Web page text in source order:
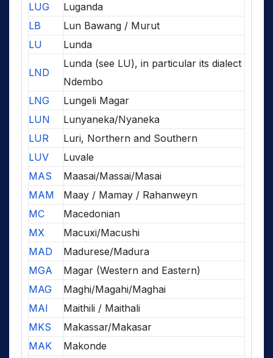
LUG
Luganda
LB
Lun Bawang / Murut
LU
Lunda
LND
Lunda (see LU), in particular its dialect
Ndembo
LNG
Lungeli Magar
LUN
Lunyaneka/Nyaneka
LUR
Luri, Northern and Southern
LUV
Luvale
MAS
Maasai/Massai/Masai
MAM
Maay / Mamay / Rahanweyn
MC
Macedonian
MX
Macuxi/Macushi
MAD
Madurese/Madura
MGA
Magar (Western and Eastern)
MAG
Maghi/Magahi/Maghai
MAI
Maithili / Maithali
MKS
Makassar/Makasar
MAK
Makonde